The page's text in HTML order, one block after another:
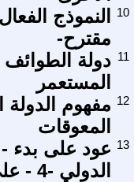
النموذج
مقترح-
10
دولة
المستعمر
11
مفهوم الدولة
المعوقات
12
عود على بدء -
الدولي -4 - على جدار ثورتنا رقم : 272 .
13